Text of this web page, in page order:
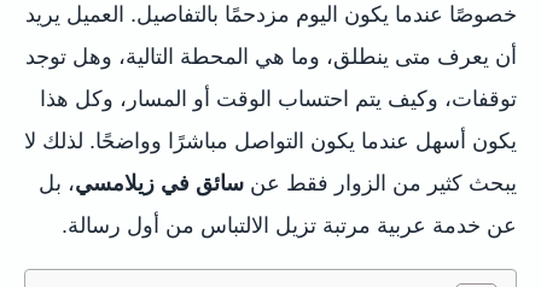
خصوصًا عندما يكون اليوم مزدحمًا بالتفاصيل. العميل يريد
أن يعرف متى ينطلق، وما هي المحطة التالية، وهل توجد
توقفات، وكيف يتم احتساب الوقت أو المسار، وكل هذا
يكون أسهل عندما يكون التواصل مباشرًا وواضحًا. لذلك لا
يبحث كثير من الزوار فقط عن سائق في زيلامسي، بل
عن خدمة عربية مرتبة تزيل الالتباس من أول رسالة.